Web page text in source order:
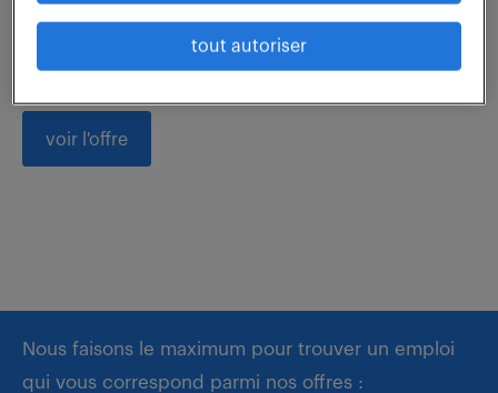
installations CVC en réponse aux demandes des
voir l'offre
Nous faisons le maximum pour trouver un emploi
qui vous correspond parmi nos offres :
tout autoriser